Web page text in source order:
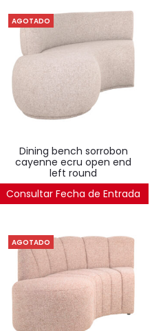
AGOTADO
dining bench sorrobon
cayenne ecru open end
left round
2.439€
Consultar Fecha de Entrada
AGOTADO